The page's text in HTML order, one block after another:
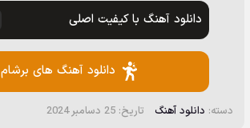
دانلود آهنگ با کیفیت اصلی
دانلود آهنگ های برشام
دسته: دانلود آهنگ تاریخ: 25 دسامبر 2024